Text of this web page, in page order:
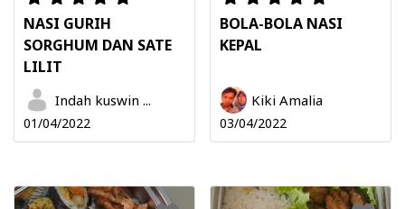
NASI GURIH
SORGHUM DAN SATE
LILIT
Indah kuswin ...
01/04/2022
BOLA-BOLA NASI
KEPAL
Kiki Amalia
03/04/2022